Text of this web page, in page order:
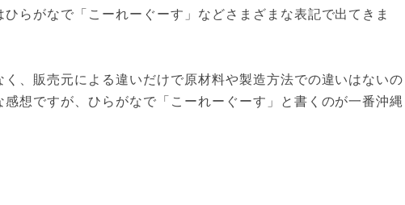
らがなで「こーれーぐーす」などさまざまな表記で出てきま
く、販売元による違いだけで原材料や製造方法での違いはないの
想ですが、ひらがなで「こーれーぐーす」と書くのが一番沖縄